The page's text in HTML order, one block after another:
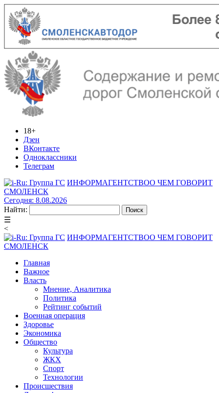
18+
Дзен
ВКонтакте
Одноклассники
Телеграм
ИНФОРМАГЕНТСТВОО ЧЕМ ГОВОРИТ
СМОЛЕНСК
Сегодня: 8.08.2026
Найти:
☰
<
ИНФОРМАГЕНТСТВОО ЧЕМ ГОВОРИТ
СМОЛЕНСК
Главная
Важное
Власть
Мнение, Аналитика
Политика
Рейтинг событий
Военная операция
Здоровье
Экономика
Общество
Культура
ЖКХ
Спорт
Технологии
Происшествия